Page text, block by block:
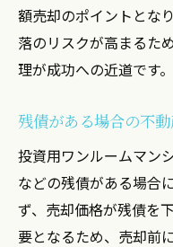
額売却のポイントとな
落のリスクが高まるた
理が成功への近道です。
残債がある場合の不
投資用ワンルームマン
などの残債がある場合
ず、売却価格が残債を
要となるため、売却前